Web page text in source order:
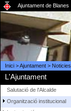
Ajuntament de Blanes
Inici>Ajuntament> Noticies
L'Ajuntament
Salutació de l'Alcalde
Organització institucional